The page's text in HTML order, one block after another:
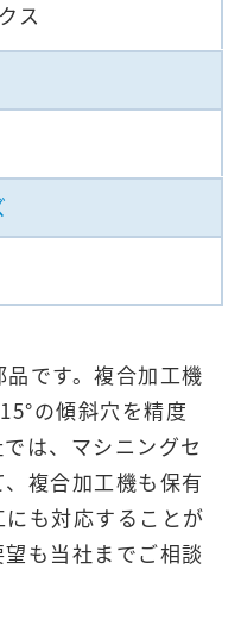
ス
です。複合加工機
の傾斜穴を精度
は、マシニングセ
複合加工機も保有
も対応することが
も当社までご相談